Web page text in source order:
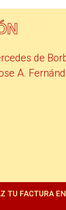
de
A.
TU FACTURA